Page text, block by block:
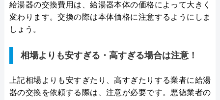
給湯器の交換費用は、給湯器本体の価格によって大きく
変わります。交換の際は本体価格に注意するようにしま
しょう。
相場よりも安すぎる・高すぎる場合は注意！
上記相場よりも安すぎたり、高すぎたりする業者に給湯
器の交換を依頼する際は、注意が必要です。悪徳業者の